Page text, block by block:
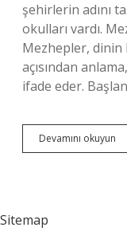
şehirlerin adını
okulları vardı.
Mezhepler,
açısından
ifade eder.
Devamını okuyun
Bu
Sitemap